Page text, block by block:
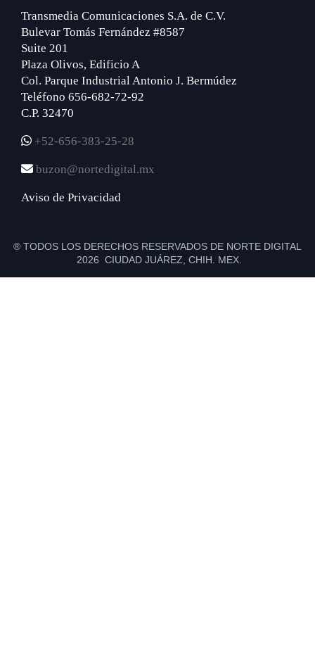
Transmedia Comunicaciones S.A. de C.V.
Bulevar Tomás Fernández #8587
Suite 201
Plaza Olivos, Edificio A
Col. Parque Industrial Antonio J. Bermúdez
Teléfono 656-682-72-92
C.P. 32470
+52-656-383-25-28
buzon@nortedigital.mx
Aviso de Privacidad
® TODOS LOS DERECHOS RESERVADOS DE NORTE DIGITAL
2026 CIUDAD JUÁREZ, CHIH. MEX.